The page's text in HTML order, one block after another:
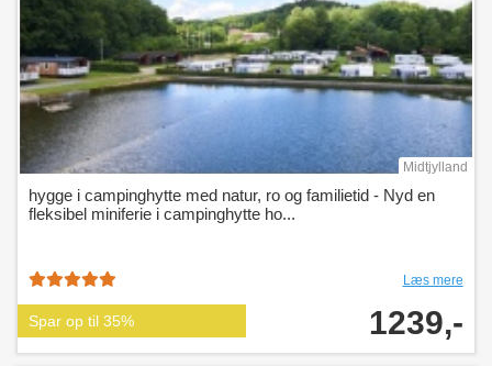
Midtjylland
hygge i campinghytte med natur, ro og familietid - Nyd en
fleksibel miniferie i campinghytte ho...
Læs mere
Spar op til 35% 1239,-